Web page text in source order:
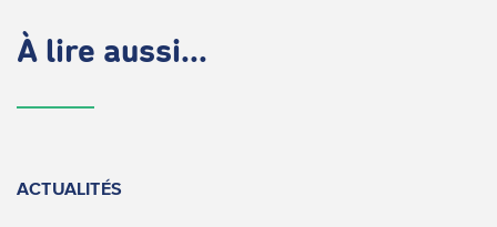
À lire aussi...
ACTUALITÉS